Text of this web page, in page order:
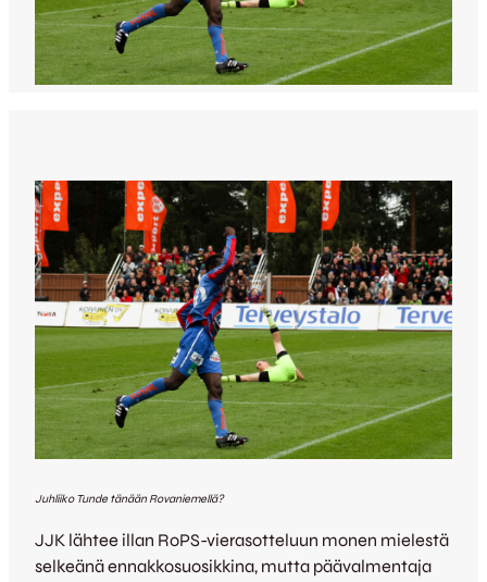
Juhliiko Tunde tänään Rovaniemellä?
JJK lähtee illan RoPS-vierasotteluun monen mielestä
selkeänä ennakkosuosikkina, mutta päävalmentaja